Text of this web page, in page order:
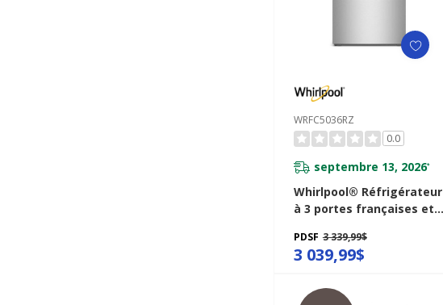
WRFC5036RZ
0.0
septembre 13, 2026*
Whirlpool® Réfrigérateur
à 3 portes françaises et
véritable de 36 po - 23.4
pi cu WRFC5036RZ
PDSF 3 339,99$
3 039,99$